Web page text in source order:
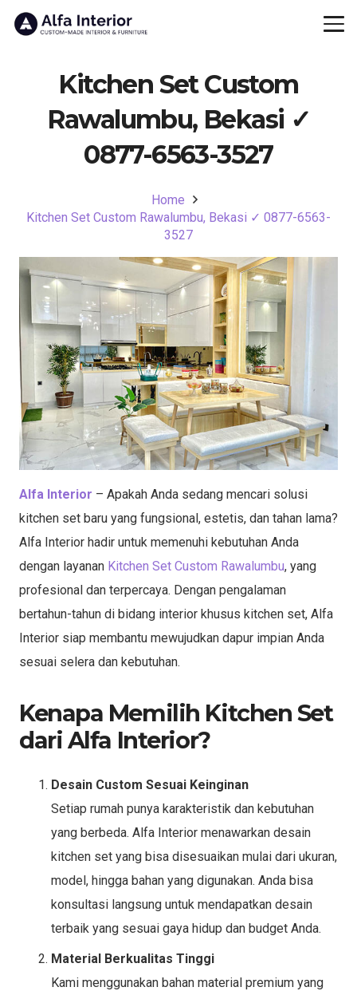
Kitchen Set Custom
Rawalumbu, Bekasi ✓
0877-6563-3527
Home
Kitchen Set Custom Rawalumbu, Bekasi ✓ 0877-6563-
3527
Alfa Interior – Apakah Anda sedang mencari solusi
kitchen set baru yang fungsional, estetis, dan tahan lama?
Alfa Interior hadir untuk memenuhi kebutuhan Anda
dengan layanan Kitchen Set Custom Rawalumbu, yang
profesional dan terpercaya. Dengan pengalaman
bertahun-tahun di bidang interior khusus kitchen set, Alfa
Interior siap membantu mewujudkan dapur impian Anda
sesuai selera dan kebutuhan.
Kenapa Memilih Kitchen Set
dari Alfa Interior?
Desain Custom Sesuai Keinginan
Setiap rumah punya karakteristik dan kebutuhan
yang berbeda. Alfa Interior menawarkan desain
kitchen set yang bisa disesuaikan mulai dari ukuran,
model, hingga bahan yang digunakan. Anda bisa
konsultasi langsung untuk mendapatkan desain
terbaik yang sesuai gaya hidup dan budget Anda.
Material Berkualitas Tinggi
Kami menggunakan bahan material premium yang